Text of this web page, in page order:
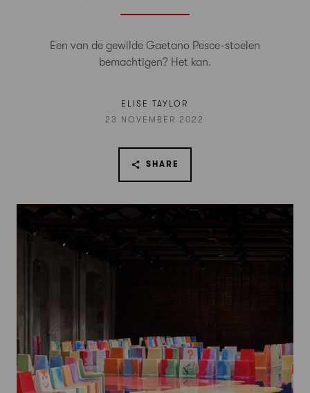
Een van de gewilde Gaetano Pesce-stoelen
bemachtigen? Het kan.
ELISE TAYLOR
23 NOVEMBER 2022
SHARE